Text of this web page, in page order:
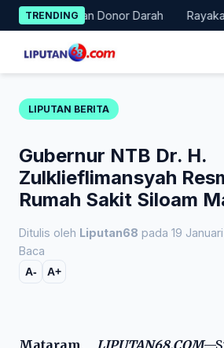
Skip
to
content
TRENDING
Gerakan Donor Darah Rayakan HUT
LIPUTAN BERITA
Gubernur NTB Dr. H.
Zulklieflimansyah
Rumah Sakit Siloam
Ditulis oleh Liputan68 pada 19
Baca
A- A+
Mataram, LIPUTAN68.COM